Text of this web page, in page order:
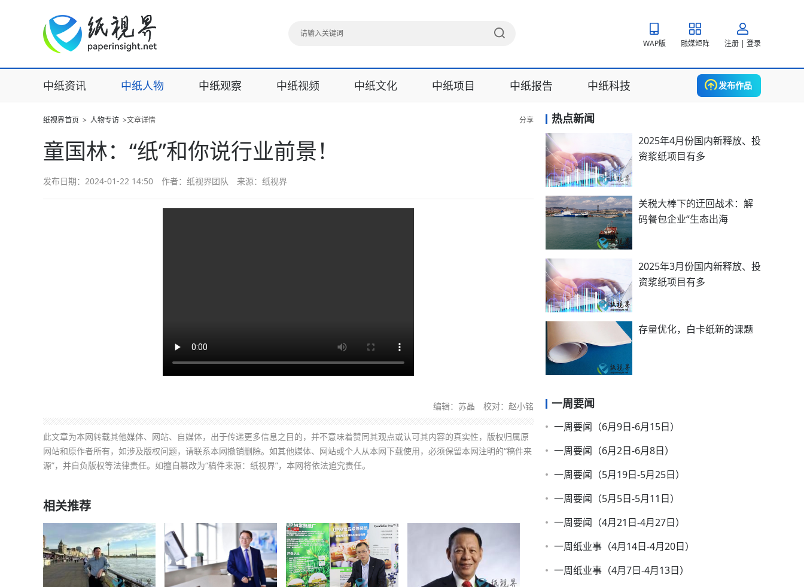
WAP版 融媒矩阵 注册 | 登录
中纸资讯 中纸人物 中纸观察 中纸视频 中纸文化 中纸项目 中纸报告 中纸科技 发布作品
纸视界首页 > 人物专访 >文章详情 分享
童国林：“纸”和你说行业前景！
发布日期：2024-01-22 14:50 作者：纸视界团队 来源：纸视界
编辑：苏晶 校对：赵小铭
此文章为本网转载其他媒体、网站、自媒体，出于传递更多信息之目的，并不意味着赞同其观点或认可其内容的真实性，版权归属原
网站和原作者所有，如涉及版权问题，请联系本网撤销删除。如其他媒体、网站或个人从本网下载使用，必须保留本网注明的“稿件来
源”，并自负版权等法律责任。如擅自篡改为“稿件来源：纸视界”，本网将依法追究责任。
相关推荐
热点新闻
2025年4月份国内新释放、投
资浆纸项目有多
关税大棒下的迂回战术：解
码餐包企业“生态出海
2025年3月份国内新释放、投
资浆纸项目有多
存量优化，白卡纸新的课题
一周要闻
一周要闻（6月9日-6月15日）
一周要闻（6月2日-6月8日）
一周要闻（5月19日-5月25日）
一周要闻（5月5日-5月11日）
一周要闻（4月21日-4月27日）
一周纸业事（4月14日-4月20日）
一周纸业事（4月7日-4月13日）